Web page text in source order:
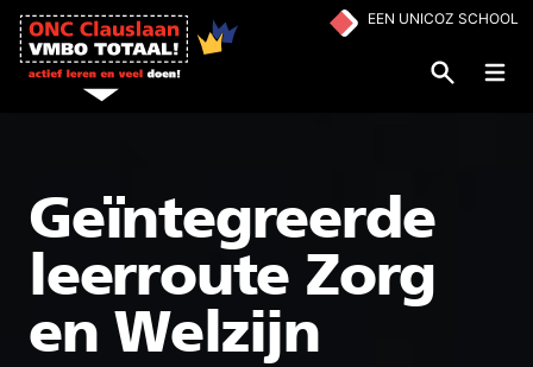
Ga naar de inhoud EEN UNICOZ SCHOOL
Geïntegreerde
leerroute Zorg
en Welzijn